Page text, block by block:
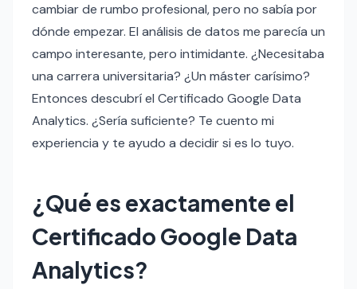
cambiar de rumbo profesional, pero no sabía por
dónde empezar. El análisis de datos me parecía un
campo interesante, pero intimidante. ¿Necesitaba
una carrera universitaria? ¿Un máster carísimo?
Entonces descubrí el Certificado Google Data
Analytics. ¿Sería suficiente? Te cuento mi
experiencia y te ayudo a decidir si es lo tuyo.
¿Qué es exactamente el
Certificado Google Data
Analytics?